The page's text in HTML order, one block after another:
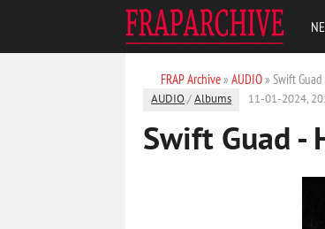
FRAP Archive» AUDIO» Swift
AUDIO /Albums 11-01-2024,
Swift Guad -